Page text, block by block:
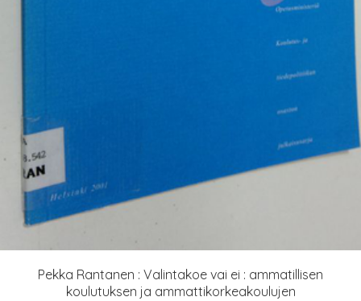
Pekka Rantanen : Valintakoe vai ei : ammatillisen
koulutuksen ja ammattikorkeakoulujen